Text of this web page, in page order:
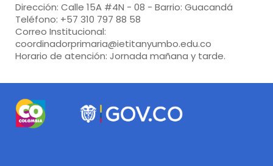
Dirección: Calle 15A #4N - 08 - Barrio: Guacandá
Teléfono: +57 310 797 88 58
Correo Institucional:
coordinadorprimaria@ietitanyumbo.edu.co
Horario de atención: Jornada mañana y tarde.